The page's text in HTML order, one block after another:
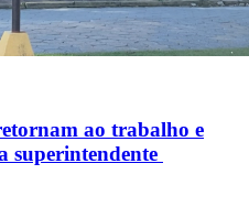
ao trabalho e
superintendente